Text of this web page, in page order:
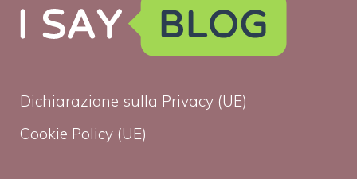
Dichiarazione sulla Privacy (UE)
Cookie Policy (UE)